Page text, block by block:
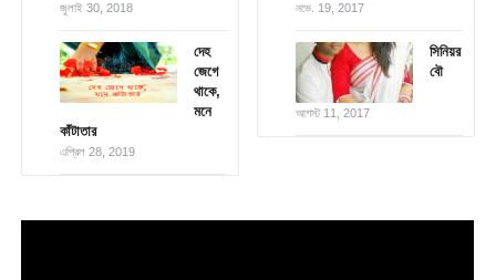
জুলাই 30, 2018
দেহ
জেগে
থাকে,
মনে
কাঁটাতার
এপ্রিল 28, 2019
নভে. 19, 2017
সিনিয়র
বৌ
আগস্ট 11, 2017